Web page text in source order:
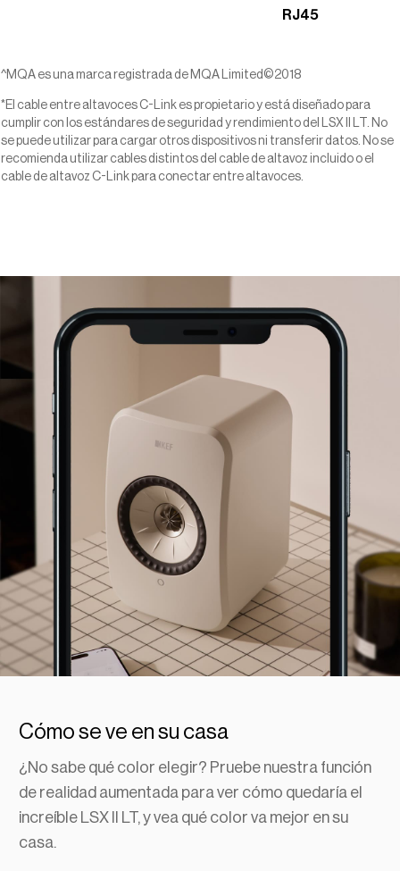
RJ45
^MQA es una marca registrada de MQA Limited©2018
*El cable entre altavoces C-Link es propietario y está diseñado para
cumplir con los estándares de seguridad y rendimiento del LSX II LT. No
se puede utilizar para cargar otros dispositivos ni transferir datos. No se
recomienda utilizar cables distintos del cable de altavoz incluido o el
cable de altavoz C-Link para conectar entre altavoces.
Cómo se ve en su casa
¿No sabe qué color elegir? Pruebe nuestra función
de realidad aumentada para ver cómo quedaría el
increíble LSX II LT, y vea qué color va mejor en su
casa.